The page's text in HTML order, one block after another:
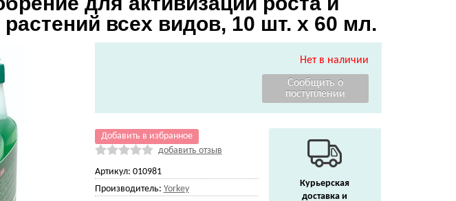
всех видов, 10 шт. х 60 мл.
Нет в наличии
Добавить в избранное
добавить отзыв
Артикул: 010981
Производитель: Yorkey
Курьерская
доставка и